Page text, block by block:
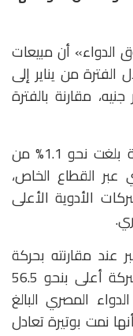
أن مبيعات
ارتفعت بنسبة 70.4% خلال الفترة من يناير إلى
لتسجل نحو 1.787 مليار جنيه، مقارنة بالفترة
واستحوذت الشركة على حصة سوقية بلغت نحو 1.1% من
القطاع الخاص،
الأدوية الأعلى
عند مقارنته بحركة
السوق ككل، إذ جاء معدل نمو الشركة أعلى بنحو 56.5
المصري البالغ
نمت بوتيرة تعادل